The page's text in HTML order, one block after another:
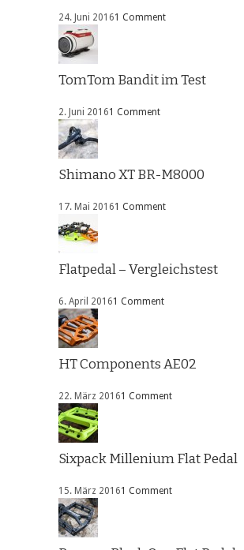
24. Juni 20161 Comment
TomTom Bandit im Test
2. Juni 20161 Comment
Shimano XT BR-M8000
17. Mai 20161 Comment
Flatpedal – Vergleichstest
6. April 20161 Comment
HT Components AE02
22. März 20161 Comment
Sixpack Millenium Flat Pedal
15. März 20161 Comment